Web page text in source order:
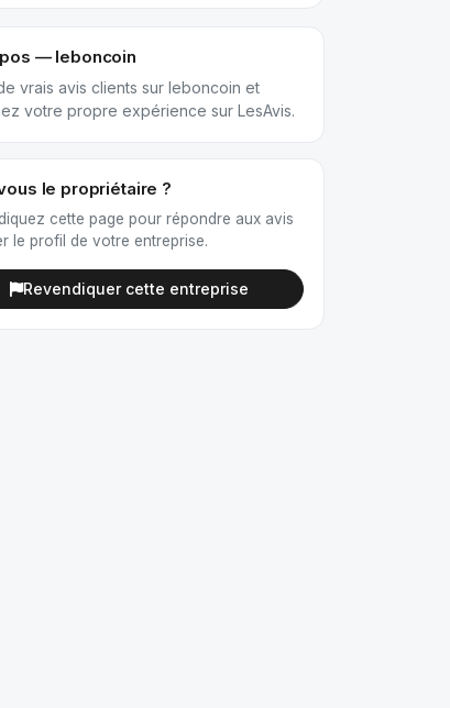
— leboncoin
vrais avis clients sur leboncoin et
votre propre expérience sur LesAvis.
le propriétaire ?
cette page pour répondre aux avis
le profil de votre entreprise.
Revendiquer cette entreprise